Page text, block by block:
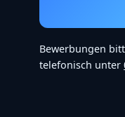
Bewerbungen
telefonisch unter